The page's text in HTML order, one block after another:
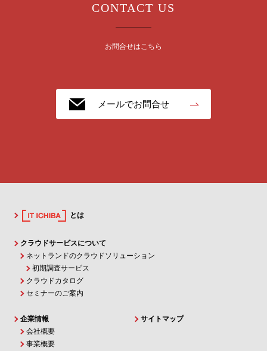
CONTACT US
お問合せはこちら
メールでお問合せ
とは
クラウドサービスについて
ネットランドのクラウドソリューション
初期調査サービス
クラウドカタログ
セミナーのご案内
企業情報
会社概要
事業概要
サイトマップ